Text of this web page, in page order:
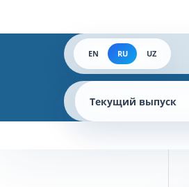
EN RU UZ
Текущий выпуск